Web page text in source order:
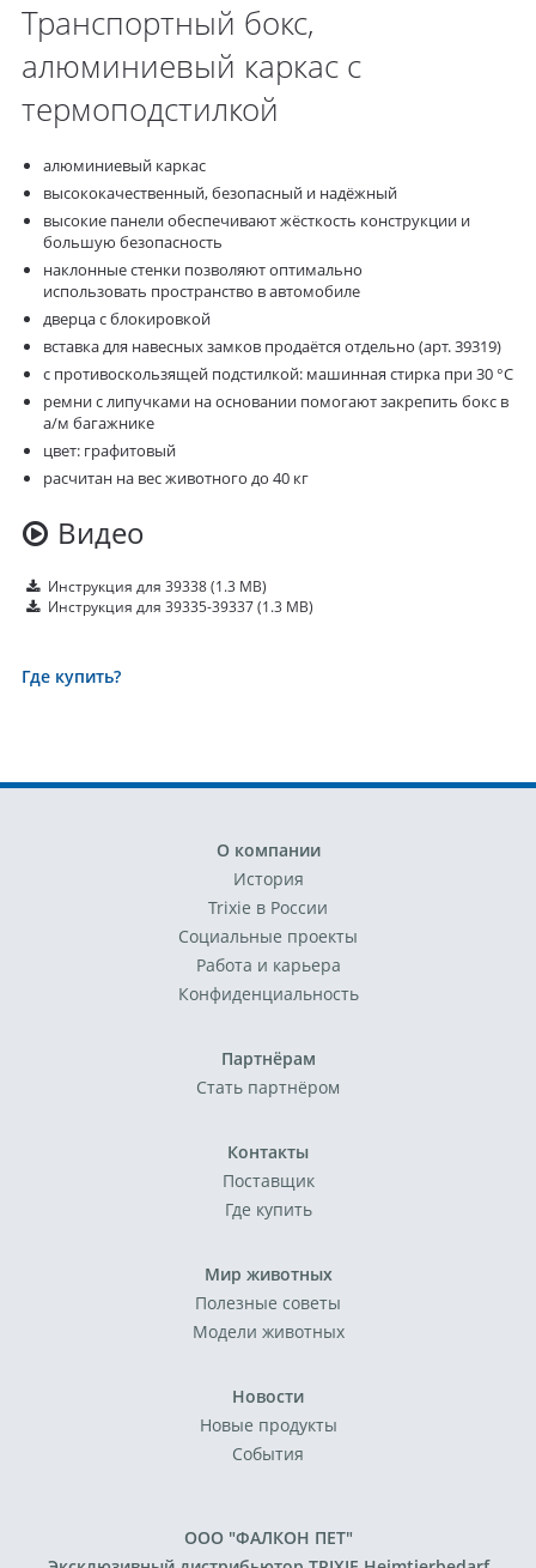
Транспортный бокс,
алюминиевый каркас с
термоподстилкой
алюминиевый каркас
высококачественный, безопасный и надёжный
высокие панели обеспечивают жёсткость конструкции и
большую безопасность
наклонные стенки позволяют оптимально
использовать пространство в автомобиле
дверца с блокировкой
вставка для навесных замков продаётся отдельно (арт. 39319)
с противоскользящей подстилкой: машинная стирка при 30 °C
ремни с липучками на основании помогают закрепить бокс в
а/м багажнике
цвет: графитовый
расчитан на вес животного до 40 кг
Видео
Инструкция для 39338(1.3 MB)
Инструкция для 39335-39337(1.3 MB)
Где купить?
О компании
История
Trixie в России
Социальные проекты
Работа и карьера
Конфиденциальность
Партнёрам
Стать партнёром
Контакты
Поставщик
Где купить
Мир животных
Полезные советы
Модели животных
Новости
Новые продукты
События
ООО "ФАЛКОН ПЕТ"